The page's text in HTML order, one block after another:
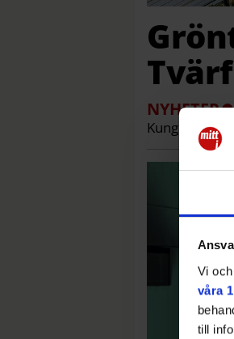
Vi och
våra
till
NYHETER
Kungens